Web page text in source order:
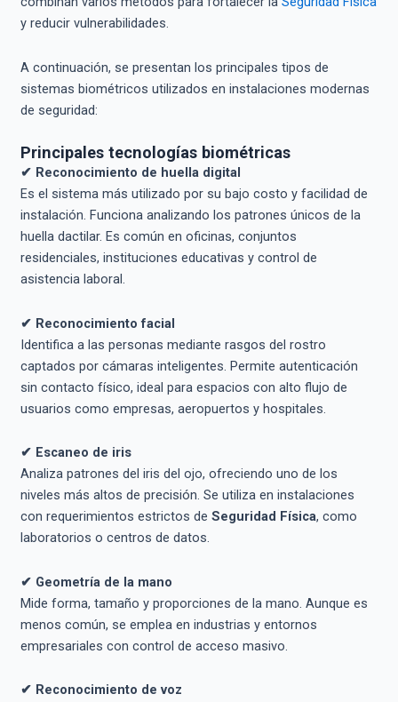
y reducir vulnerabilidades.
A continuación, se presentan los principales tipos de
sistemas biométricos utilizados en instalaciones modernas
de seguridad:
Principales tecnologías biométricas
✔ Reconocimiento de huella digital
Es el sistema más utilizado por su bajo costo y facilidad de
instalación. Funciona analizando los patrones únicos de la
huella dactilar. Es común en oficinas, conjuntos
residenciales, instituciones educativas y control de
asistencia laboral.
✔ Reconocimiento facial
Identifica a las personas mediante rasgos del rostro
captados por cámaras inteligentes. Permite autenticación
sin contacto físico, ideal para espacios con alto flujo de
usuarios como empresas, aeropuertos y hospitales.
✔ Escaneo de iris
Analiza patrones del iris del ojo, ofreciendo uno de los
niveles más altos de precisión. Se utiliza en instalaciones
con requerimientos estrictos de Seguridad Física, como
laboratorios o centros de datos.
✔ Geometría de la mano
Mide forma, tamaño y proporciones de la mano. Aunque es
menos común, se emplea en industrias y entornos
empresariales con control de acceso masivo.
✔ Reconocimiento de voz